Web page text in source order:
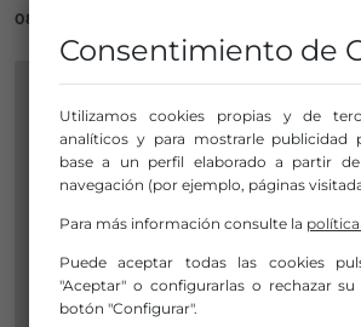
08/09/2025
Consentimiento de
Utilizamos cookies propias y de
analíticos y para mostrarle publicidad
base a un perfil elaborado a partir
navegación (por ejemplo, páginas
Para más información consulte la
Puede aceptar todas las cookies
"Aceptar" o configurarlas o rechazar
botón "Configurar".